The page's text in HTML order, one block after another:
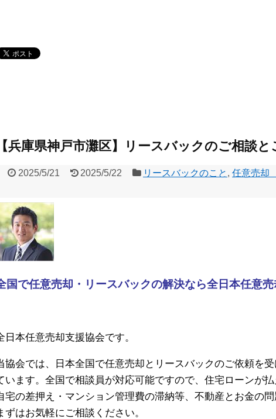
【兵庫県神戸市灘区】リースバックのご相談
2025/5/21 2025/5/22 リースバックのこと , 任意売却
国で任意売却・リースバックの解決なら全日本任意
日本任意売却支援協会です。
協会では、日本全国で任意売却とリースバックのご依頼を
います。全国で相談員が対応可能ですので、住宅ローンが
宅の差押え・マンション管理費の滞納等、不動産とお金の
ずはお気軽にご相談ください。